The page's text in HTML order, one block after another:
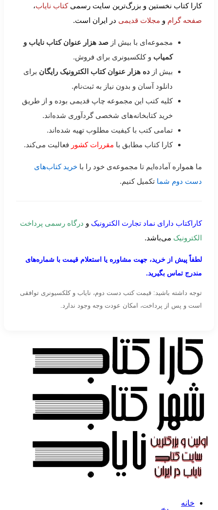
کارا کتاب نخستین و بزرگ‌ترین سایت رسمیکتاب نایاب،
صفحه گرام و مجلات قدیمی در ایران است.
مجموعه‌ای با بیش از صد هزار عنوان کتاب نایاب و
کمیاب و کلکسیونری برای فروش.
بیش از ده هزار عنوان کتاب الکترونیک رایگان برای
دانلود آسان و بدون نیاز به ثبت‌نام.
کلیه کتب این مجموعه چاپ قدیمی بوده و از طریق
خرید کتابخانه‌های شخصی گردآوری شده‌اند.
تمامی کتب با کیفیت مطلوب تهیه شده‌اند.
کارا کتاب مطابق با مقررات کشور فعالیت می‌کند.
ما همواره آماده‌ایم تا مجموعه‌ی خود را با خرید کتاب‌های
دست دوم شما تکمیل کنیم.
کاراکتاب دارای نماد تجارت الکترونیک و درگاه رسمی پرداخت
الکترونیک می‌باشد.
لطفاً پیش از خرید، جهت مشاوره یا استعلام قیمت با شماره‌های
مندرج تماس بگیرید.
توجه داشته باشید: قیمت کتب دست دوم، نایاب و کلکسیونری توافقی
است و پس از پرداخت، امکان عودت وجه وجود ندارد.
خانه